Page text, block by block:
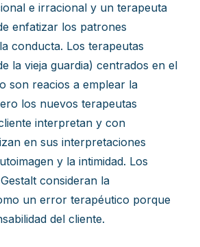
e irracional y un terapeuta
enfatizar los patrones
conducta. Los terapeutas
la vieja guardia) centrados en el
son reacios a emplear la
los nuevos terapeutas
interpretan y con
en sus interpretaciones
y la intimidad. Los
consideran la
un error terapéutico porque
del cliente.